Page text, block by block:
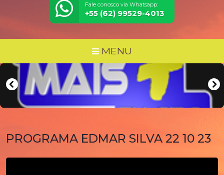
Fale conosco via Whatsapp:
+55 (62) 99529-4013
MENU
PROGRAMA EDMAR SILVA 22 10 23